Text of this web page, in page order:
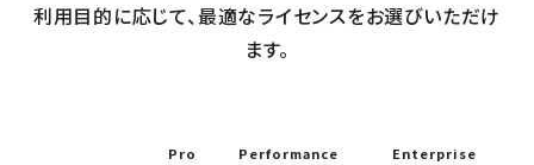
利用目的に応じて、最適なライセンスをお選びいただけ
ます。
Pro Performance Enterprise